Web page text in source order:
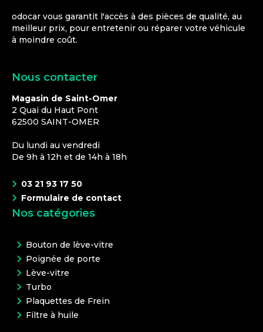
odocar vous garantit l'accès à des pièces de qualité, au
meilleur prix, pour entretenir ou réparer votre véhicule
à moindre coût.
Nous contacter
Magasin de Saint-Omer
2 Quai du Haut Pont
62500 SAINT-OMER
Du lundi au vendredi
De 9h à 12h et de 14h à 18h
03 21 93 17 50
Formulaire de contact
Nos catégories
Bouton de lève-vitre
Poignée de porte
Lève-vitre
Turbo
Plaquettes de Frein
Filtre à huile